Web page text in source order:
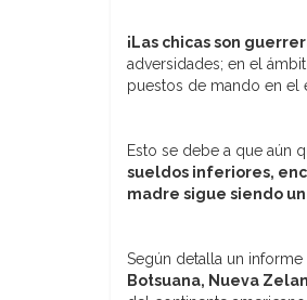
¡Las chicas son
adversidades; en el
puestos de mando en el
Esto se debe a que aún
sueldos inferiores,
madre sigue siendo
Según detalla un informe
Botsuana, Nueva